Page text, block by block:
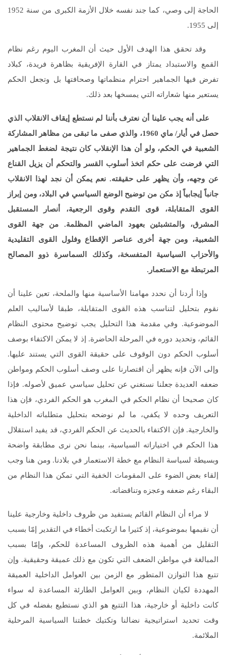
الحاجة إلى وصي، كما جند نفسه خلال الأزمة الكبرى من سنة 1952
إلى 1955.
وقد تحقق هذا الهدف الأول حيث أن المغرب اليوم رغم نظام
القمع والاستبداد يمتاز في القارة الإفريقية بظاهرة فريدة، كبلاد
تفرض فيها الجماهير احترام منظماتها وصحافتها بل وتجعل الحكم
يستعير منها شعاراته التي يمسخها بعد ذلك.
على أنه يجب علينا أن نعترف بأننا لم نستطع إيقاف الانقلاب الذي
حصل في أيار/ ماي 1960، والذي صفى ما تبقى من مظاهر المشاركة
الشعبية في الحكم، ولو أن هذا الإنقلاب كان نتيجة لضغط الجماهير
التي فرضت على حكم اتخذ أسلوب القسر والتحكم أن يزيل القناع
عن وجهه، وأن يظهر على حقيقته. نعم يمكن أن نجد لهذا الانقلاب
جانباً إيجابياً إذ مكن من توضيح الوضع السياسي في البلاد، ومن إبراز
القوى المتقابلة، قوى التقدم وقوى الرجعية، أنصار المستقبل
المشرق، والمتشبثين بعهود الماضي المظلمة. من جهة القوى
الشعبية، ومن جهة أخرى عناصر الإقطاع وفلول القوى التقليدية
والأحزاب السياسية المتفسخة، وكذلك السماسرة ذوو المصالح
المرتبطة مع الاستعمار.
وإذا أردنا أن نحدد مهامنا الأساسية منها والملحة، تعين علينا أن
نقوم بتحليل لتناسب هذه القوى المتقابلة، طبقا لأساليب العلم
الموضوعية. وفي مقدمة هذا التحليل يجب توضيح محتوى النظام
القائم، وتحديد دوره في المرحلة الحاضرة. إذ لا يمكن الاكتفاء بوصف
أسلوب الحكم دون الوقوف على حقيقة القوى التي يستند عليها.
وإلى الآن فإنه يظهر أن اقتصارنا على وصف أسلوب الحكم ومواطن
ضعفه العديدة جعلنا نستغني عن تحليل سياسي عميق لأصوله. فإذا
كان صحيحا أن نظام الحكم في المغرب هو الحكم الفردي، فإن هذا
التعريف وحده لا يكفي، ما لم نوضحه بتحليل متطلباته الداخلية
والخارجية. فإن الاكتفاء بالحديث عن الحكم الفردي، قد يفيد استقلال
هذا الحكم في اختياراته السياسية، بينما نحن نرى مطابقة واضحة
وبسيطة لسياسة النظام مع خطة الاستعمار في بلادنا. ومن هنا وجب
إلقاء بعض الضوء على المقومات الخفية التي تمكن هذا النظام من
البقاء رغم ضعفه وعجزه وتناقضاته.
لا مراء أن النظام القائم يستفيد من ظروف داخلية وخارجية علينا
أن نقيمها بموضوعية، إذ كثيرا ما ارتكبت أخطاء في التقدير إمّا بسبب
التقليل من أهمية هذه الظروف المساعدة للحكم، وإمّا بسبب
المبالغة في مواطن الضعف التي تكون مع ذلك عميقة وحقيقية. وإن
تتبع هذا التوازن المتطور مع الزمن بين العوامل الداخلية العميقة
المهددة لكيان النظام، وبين العوامل الطارئة المساعدة له سواء
كانت داخلية أو خارجية، هذا التتبع هو الذي نستطيع بفضله في كل
وقت تحديد استراتيجية نضالنا وتكتيك خطتنا السياسية المرحلية
الملائمة.